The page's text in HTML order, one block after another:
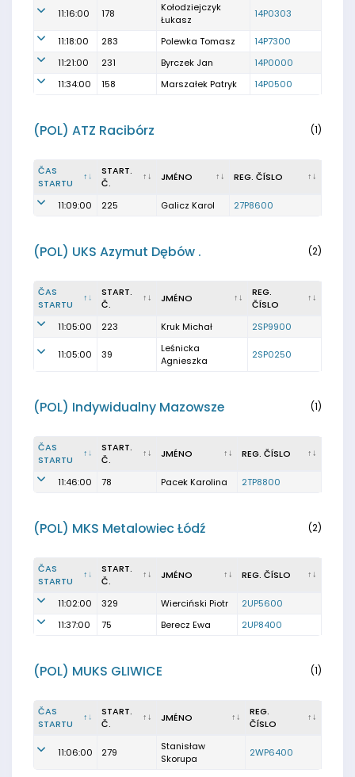
11:16:00 178
Kołodziejczyk
Łukasz
14P0303
11:18:00 283 Polewka Tomasz
14P7300
11:21:00
231 Byrczek Jan
14P0000
11:34:00
158 Marszałek Patryk 14P0500
(POL) ATZ Racibórz (1)
ČAS
STARTU
START.
Č.
JMÉNO REG. ČÍSLO
11:09:00 225 Galicz Karol 27P8600
(POL) UKS Azymut Dębów . (2)
ČAS
STARTU
START.
Č.
JMÉNO
REG.
ČÍSLO
11:05:00
223 Kruk Michał 2SP9900
11:05:00 39
Leśnicka
Agnieszka
2SP0250
(POL) Indywidualny Mazowsze (1)
ČAS
STARTU
START.
Č.
JMÉNO REG. ČÍSLO
11:46:00 78 Pacek Karolina 2TP8800
(POL) MKS Metalowiec Łódź (2)
ČAS
STARTU
START.
Č.
JMÉNO REG. ČÍSLO
11:02:00 329 Wierciński Piotr
2UP5600
11:37:00
75 Berecz Ewa 2UP8400
(POL) MUKS GLIWICE (1)
ČAS
STARTU
START.
Č.
JMÉNO
REG.
ČÍSLO
11:06:00 279
Stanisław
Skorupa
2WP6400